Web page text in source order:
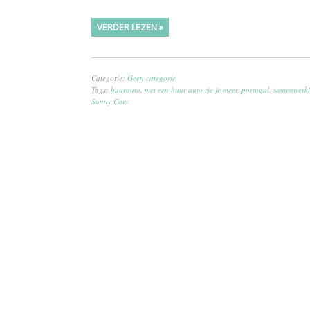
VERDER LEZEN »
Categorie: Geen categorie
Tags: huurauto, met een huur auto zie je meer, portugal,
Sunny Cars